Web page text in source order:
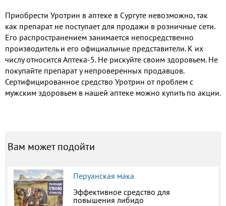
Приобрести Уротрин в аптеке в Сургуте невозможно, так
как препарат не поступает для продажи в розничные сети.
Его распространением занимается непосредственно
производитель и его официальные представители. К их
числу относится Аптека-5. Не рискуйте своим здоровьем. Не
покупайте препарат у непроверенных продавцов.
Сертифицированное средство Уротрин от проблем с
мужским здоровьем в нашей аптеке можно купить по акции.
Вам может подойти
Перуанская мака
Эффективное средство для
повышения либидо